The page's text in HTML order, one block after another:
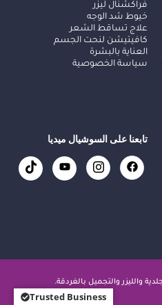
Trusted Business
فراكشنال ليزر
خيوط شد الوجه
علاج تساقط الشعر
كافيتيشن لنحت الجسم
العناية بالبشرة
سياسة الخصوصية
تابعنا على السوشيال ميديا